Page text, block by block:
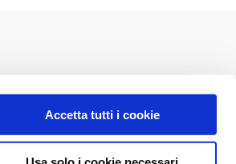
Accetta tutti i cookie